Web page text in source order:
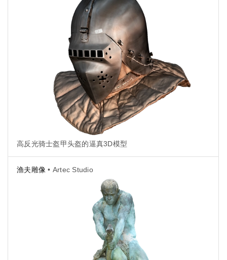
高反光骑士盔甲头盔的逼真3D模型
渔夫雕像 • Artec Studio